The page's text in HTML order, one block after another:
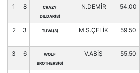
1
8
CRAZY
DILDAR(8)
N.DEMİR 54.00
2 3 TUVA(3) M.S.ÇELİK 59.50
3 6
WOLF
BROTHERS(6)
V.ABİŞ 55.50